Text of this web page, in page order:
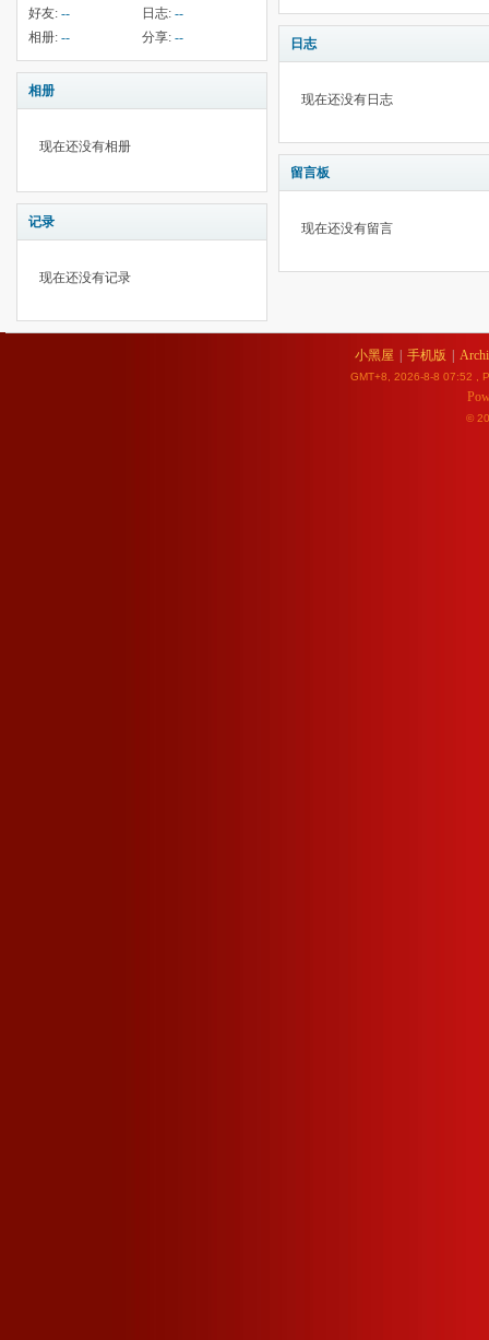
好友: -- 日志: --
相册: -- 分享: --
相册
现在还没有相册
记录
现在还没有记录
日志
现在还没有日志
留言板
现在还没有留言
小黑屋 手机版
GMT+8, 2026-8-8 07:52 ,
©